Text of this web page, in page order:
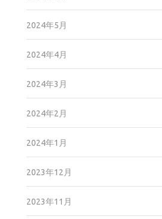
2024年5月
2024年4月
2024年3月
2024年2月
2024年1月
2023年12月
2023年11月